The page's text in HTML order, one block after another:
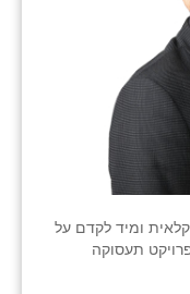
ומיד לקדם על
תעסוקה